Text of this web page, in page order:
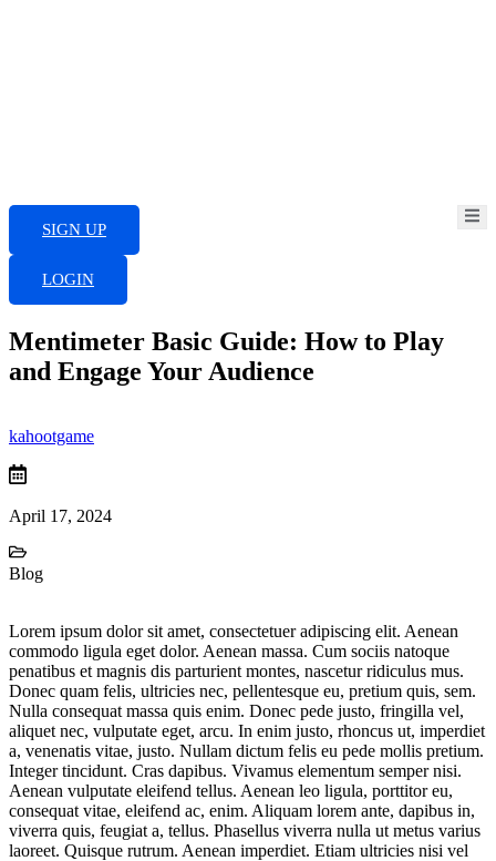
SIGN UP
LOGIN
Mentimeter Basic Guide: How to Play
and Engage Your Audience
kahootgame
April 17, 2024
Blog
Lorem ipsum dolor sit amet, consectetuer adipiscing elit. Aenean
commodo ligula eget dolor. Aenean massa. Cum sociis natoque
penatibus et magnis dis parturient montes, nascetur ridiculus mus.
Donec quam felis, ultricies nec, pellentesque eu, pretium quis, sem.
Nulla consequat massa quis enim. Donec pede justo, fringilla vel,
aliquet nec, vulputate eget, arcu. In enim justo, rhoncus ut, imperdiet
a, venenatis vitae, justo. Nullam dictum felis eu pede mollis pretium.
Integer tincidunt. Cras dapibus. Vivamus elementum semper nisi.
Aenean vulputate eleifend tellus. Aenean leo ligula, porttitor eu,
consequat vitae, eleifend ac, enim. Aliquam lorem ante, dapibus in,
viverra quis, feugiat a, tellus. Phasellus viverra nulla ut metus varius
laoreet. Quisque rutrum. Aenean imperdiet. Etiam ultricies nisi vel